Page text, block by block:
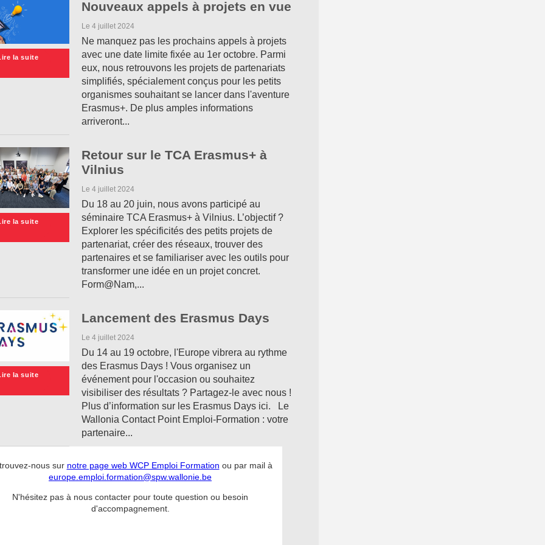
la suite
Nouveaux appels à projets en vue
Le 4 juillet 2024
Ne manquez pas les prochains appels à projets
avec une date limite fixée au 1er octobre. Parmi
eux, nous retrouvons les projets de partenariats
simplifiés, spécialement conçus pour les petits
organismes souhaitant se lancer dans l'aventure
Erasmus+. De plus amples informations
arriveront...
la suite
Retour sur le TCA Erasmus+ à
Vilnius
Le 4 juillet 2024
Du 18 au 20 juin, nous avons participé au
séminaire TCA Erasmus+ à Vilnius. L’objectif ?
Explorer les spécificités des petits projets de
partenariat, créer des réseaux, trouver des
partenaires et se familiariser avec les outils pour
transformer une idée en un projet concret.
Form@Nam,...
la suite
Lancement des Erasmus Days
Le 4 juillet 2024
Du 14 au 19 octobre, l'Europe vibrera au rythme
des Erasmus Days ! Vous organisez un
événement pour l'occasion ou souhaitez
visibiliser des résultats ? Partagez-le avec nous !
Plus d’information sur les Erasmus Days ici. Le
Wallonia Contact Point Emploi-Formation : votre
partenaire...
nous sur notre page web WCP Emploi Formation ou par mail à
europe.emploi.formation@spw.wallonie.be
N'hésitez pas à nous contacter pour toute question ou besoin
d'accompagnement.